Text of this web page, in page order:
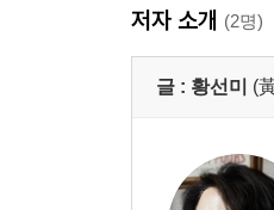
저자 소개 (2명)
글 : 황선미 (